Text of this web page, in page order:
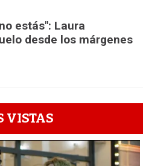
estás": Laura
desde los márgenes
VISTAS
1